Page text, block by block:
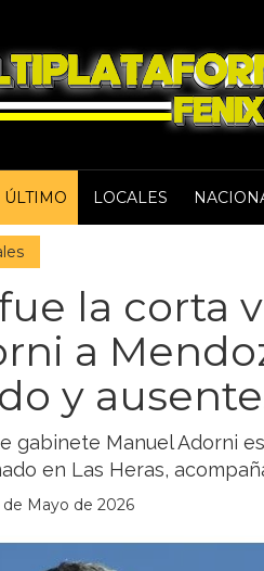
ÚLTIMO LOCALES
la corta
a
y
gabinete Manuel Adorni
en Las Heras,
de Mayo de 2026